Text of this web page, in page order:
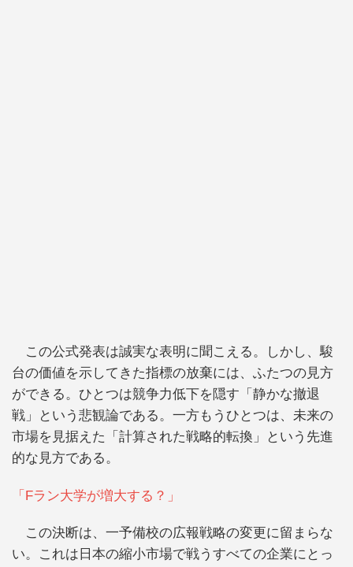
この公式発表は誠実な表明に聞こえる。しかし、駿
台の価値を示してきた指標の放棄には、ふたつの見方
ができる。ひとつは競争力低下を隠す「静かな撤退
戦」という悲観論である。一方もうひとつは、未来の
市場を見据えた「計算された戦略的転換」という先進
的な見方である。
「Fラン大学が増大する？」
この決断は、一予備校の広報戦略の変更に留まらな
い。これは日本の縮小市場で戦うすべての企業にとっ